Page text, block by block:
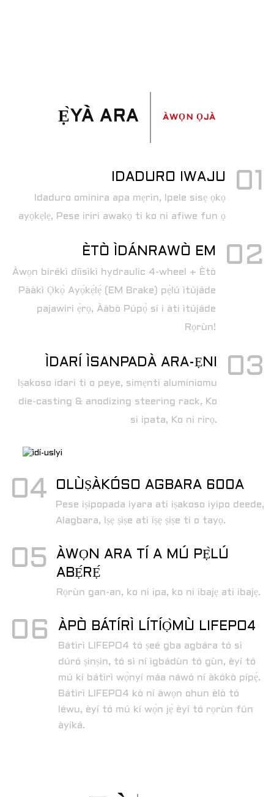
Ẹ̀YÀ ARA ÀWỌN ỌJÀ
01
IDADURO IWAJU
Idaduro ominira apa mẹrin, Ipele sisẹ ọkọ
ayọkẹlẹ, Pese iriri awakọ ti ko ni afiwe fun ọ
02
ÈTÒ ÌDÁNRAWÒ EM
Àwọn bírékì díìsìkì hydraulic 4-wheel + Ètò
Pààkì Ọkọ̀ Ayọ́kẹ́lẹ́ (EM Brake) pẹ̀lú ìtújáde
pajawiri ẹ̀rọ, Ààbò Púpọ̀ sí i àti ìtújáde
Rọrùn!
03
ÌDARÍ ÌSANPADÀ ARA-ẸNI
Iṣakoso idari ti o peye, simẹnti aluminiomu
die-casting & anodizing steering rack, Ko
si ipata, Ko ni rirọ.
04 OLÙṢÀKÓSO AGBARA 600A
Pese iṣipopada iyara ati iṣakoso iyipo deede,
Alagbara, Iṣẹ ṣiṣe ati iṣẹ ṣiṣe ti o tayọ.
05
ÀWỌN ARA TÍ A MÚ PẸ̀LÚ
ABẸ́RẸ́
Rọrùn gan-an, ko ni ipa, ko ni ibajẹ ati ibajẹ.
06 ÀPÒ BÁTÍRÌ LÍTÍỌ̀MÙ LIFEPO4
Bátìrì LIFEPO4 tó ṣeé gba agbára tó sì
dúró ṣinṣin, tó sì ní ìgbádùn tó gùn, èyí tó
mú kí bátìrì wọ̀nyí máa náwó ní àkókò pípẹ́.
Bátìrì LIFEPO4 kò ní àwọn ohun èlò tó
léwu, èyí tó mú kí wọ́n jẹ́ èyí tó rọrùn fún
àyíká.